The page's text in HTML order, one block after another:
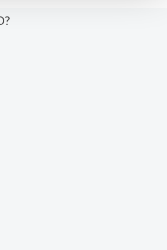
consenso in qualsiasi momento
IP, utilizzando tecnologie quali i
di tracciamento, per
a pubblicare annunci e
valutare pubblicità e contenuti,
dati e per quali scopi.
elaborati i tuoi dati personali
tuo consenso in qualsiasi
sui cookie. Utilizziamo i